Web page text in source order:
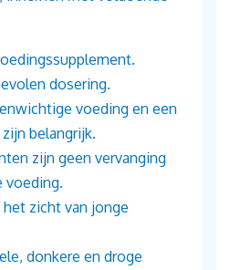
dosering.
voeding en een
belangrijk.
zijn geen vervanging
voeding.
zicht van jonge
donkere en droge